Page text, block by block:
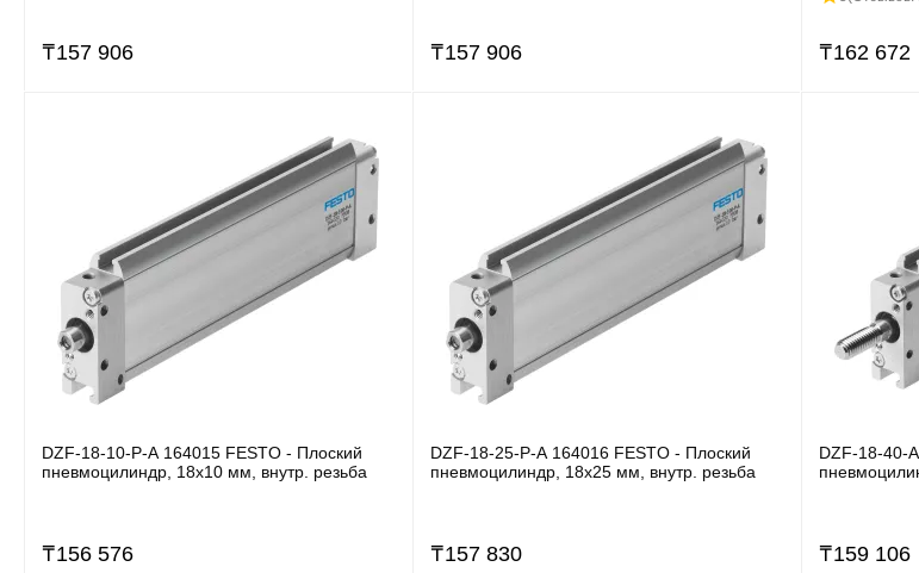
₸157 906 ₸157 906 ₸162 672
DZF-18-10-P-A 164015 FESTO - Плоский
пневмоцилиндр, 18x10 мм, внутр. резьба
₸156 576
DZF-18-25-P-A 164016 FESTO - Плоский
пневмоцилиндр, 18x25 мм, внутр. резьба
₸157 830
DZF-18-40-
₸159 106